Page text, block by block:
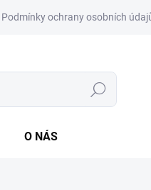
Podmínky ochrany osobních
Hledat
O NÁS